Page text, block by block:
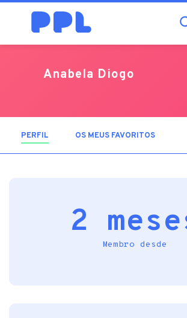
Anabela Diogo
PERFIL (SEPARADOR ATIVO)
OS MEUS FAVORITOS
2
Membro desde